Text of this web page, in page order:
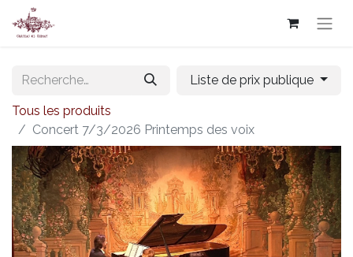
Liste de prix publique
Tous les produits
Concert 7/3/2026 Printemps des voix